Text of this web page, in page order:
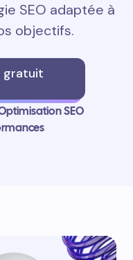
SEO adaptée à
objectifs.
gratuit
SEO